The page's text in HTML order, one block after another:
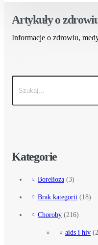
Artykuły o
Informacje o zdrowiu,
Kategorie
Borelioza (3)
Brak kategorii (18)
Choroby (216)
aids i hiv